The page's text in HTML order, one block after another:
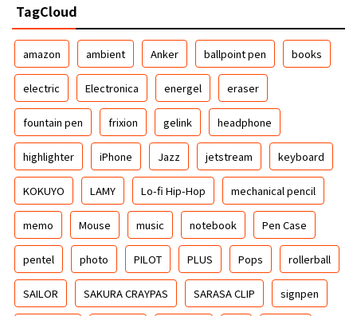
TagCloud
amazon ambient Anker ballpoint pen books
electric Electronica energel eraser
fountain pen frixion gelink headphone
highlighter iPhone Jazz jetstream keyboard
KOKUYO LAMY Lo-fi Hip-Hop mechanical pencil
memo Mouse music notebook Pen Case
pentel photo PILOT PLUS Pops rollerball
SAILOR SAKURA CRAYPAS SARASA CLIP signpen